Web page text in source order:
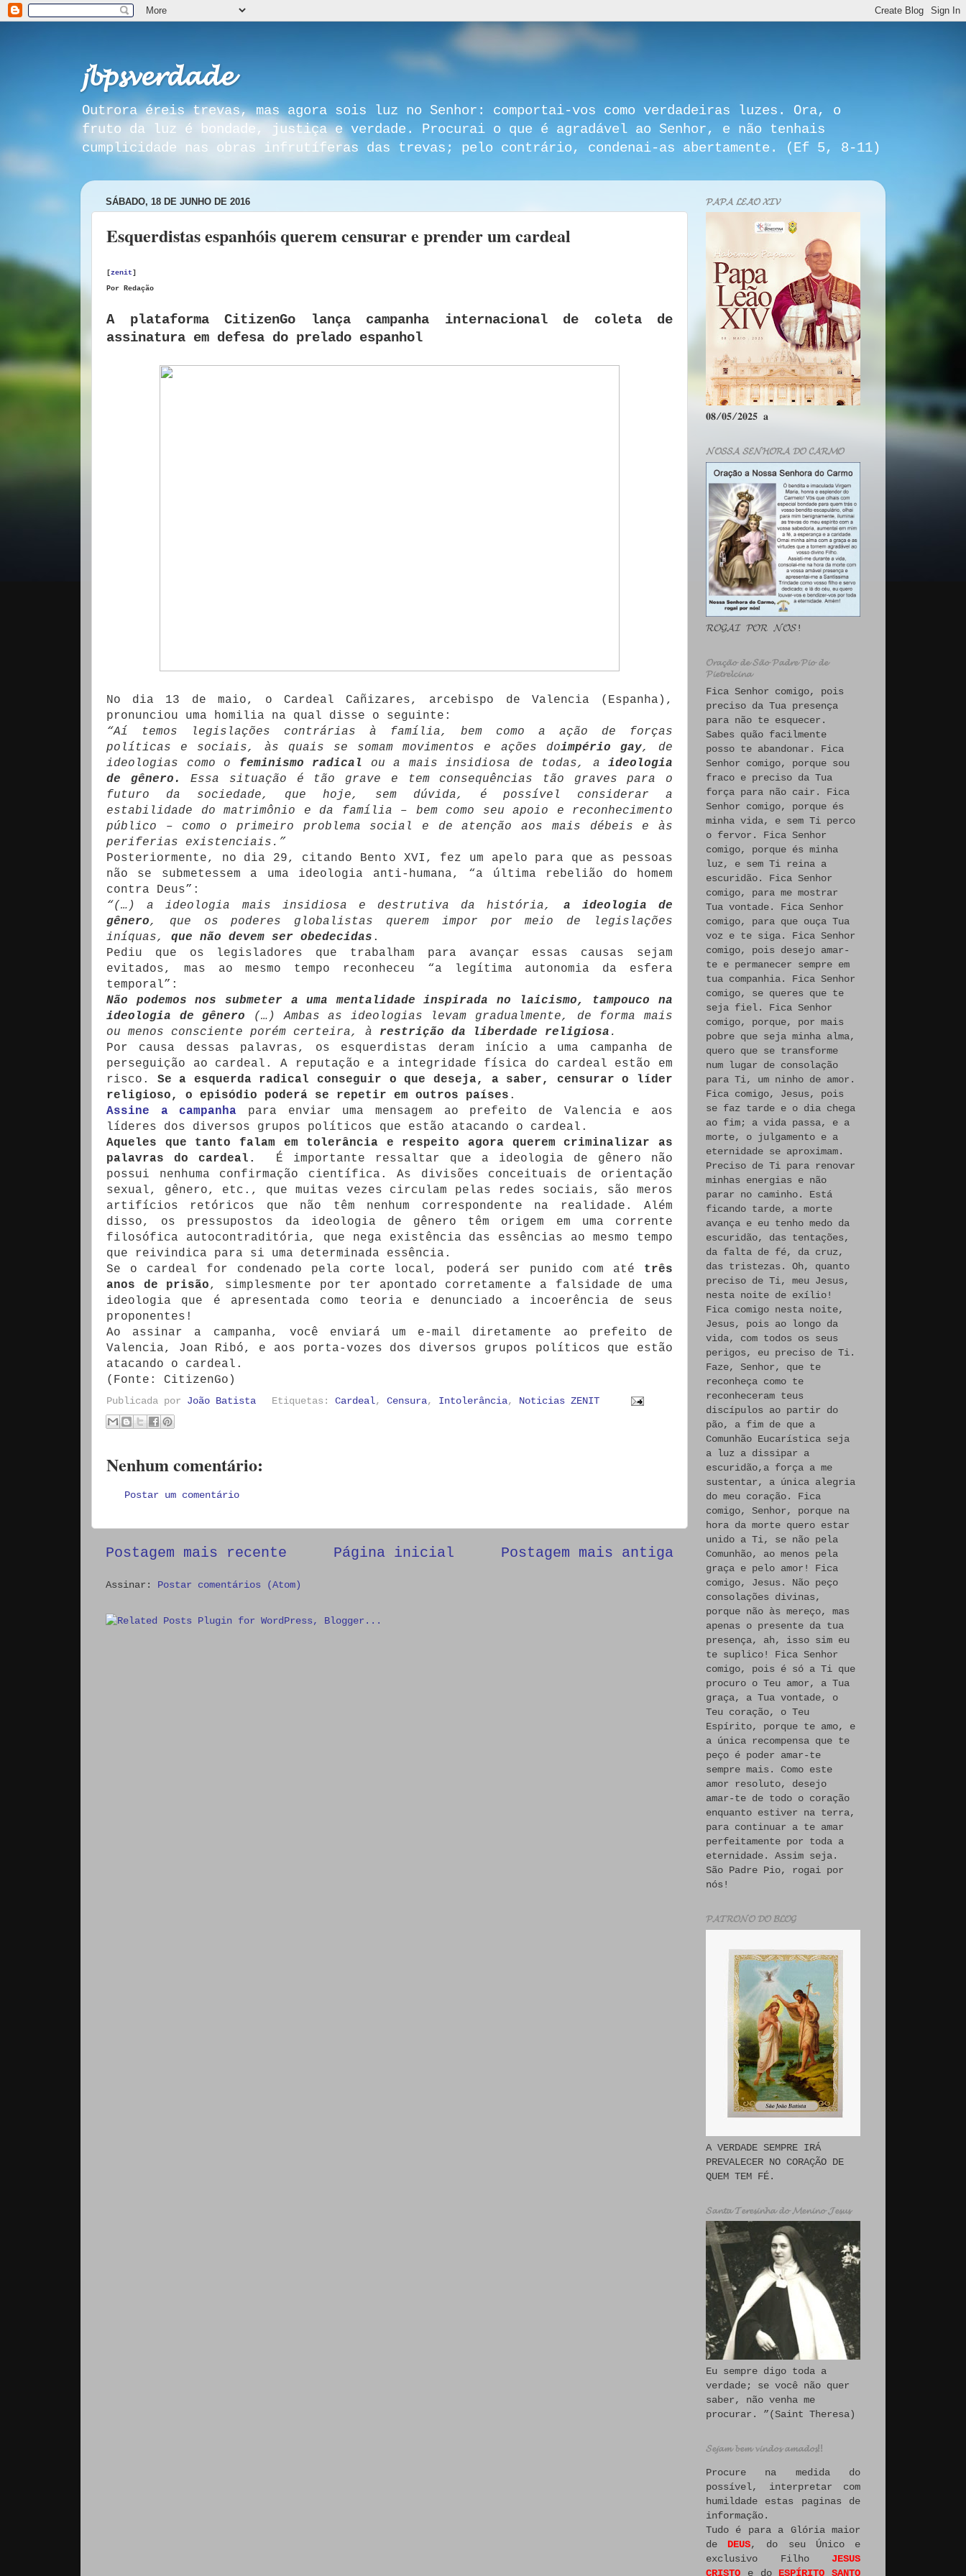
𝓳𝓫𝓹𝓼𝓿𝓮𝓻𝓭𝓪𝓭𝓮
Outrora éreis trevas, mas agora sois luz no Senhor: comportai-vos como verdadeiras luzes. Ora, o
fruto da luz é bondade, justiça e verdade. Procurai o que é agradável ao Senhor, e não tenhais
cumplicidade nas obras infrutíferas das trevas; pelo contrário, condenai-as abertamente. (Ef 5, 8-11)
SÁBADO, 18 DE JUNHO DE 2016
Esquerdistas espanhóis querem censurar e prender um cardeal
[zenit]
Por Redação
A plataforma CitizenGo lança campanha internacional de coleta de
assinatura em defesa do prelado espanhol
No dia 13 de maio, o Cardeal Cañizares, arcebispo de Valencia (Espanha),
pronunciou uma homilia na qual disse o seguinte:
“Aí temos legislações contrárias à família, bem como a ação de forças
políticas e sociais, às quais se somam movimentos e ações doimpério gay, de
ideologias como o feminismo radical ou a mais insidiosa de todas, a ideologia
de gênero.
Essa situação é tão grave e tem consequências tão graves para o
futuro da sociedade, que hoje, sem dúvida, é possível considerar a
estabilidade do matrimônio e da família – bem como seu apoio e reconhecimento
público – como o primeiro problema social e de atenção aos mais débeis e às
periferias existenciais.”
Posteriormente, no dia 29, citando Bento XVI, fez um apelo para que as pessoas
não se submetessem a uma ideologia anti-humana, “a última rebelião do homem
contra Deus”:
“(…) a ideologia mais insidiosa e destrutiva da história, a ideologia de
gênero, que os poderes globalistas querem impor por meio de legislações
iníquas, que não devem ser obedecidas .
Pediu que os legisladores que trabalham para avançar essas causas sejam
evitados, mas ao mesmo tempo reconheceu “a legítima autonomia da esfera
temporal”:
Não podemos nos submeter a uma mentalidade inspirada no laicismo, tampouco na
ideologia de gênero
(…) Ambas as ideologias levam gradualmente, de forma mais
ou menos consciente porém certeira, à restrição da liberdade religiosa .
Por causa dessas palavras, os esquerdistas deram início a uma campanha de
perseguição ao cardeal. A reputação e a integridade física do cardeal estão em
risco. Se a esquerda radical
conseguir o que deseja, a saber, censurar o líder
religioso, o episódio poderá se repetir em outros países .
Assine a campanha para enviar uma mensagem ao prefeito de Valencia e aos
líderes dos diversos grupos políticos que estão atacando o cardeal.
Aqueles que tanto falam em tolerância e respeito agora querem criminalizar as
palavras do cardeal.
É importante ressaltar que a ideologia de gênero não
possui nenhuma confirmação científica. As divisões conceituais de orientação
sexual, gênero, etc., que muitas vezes circulam pelas redes sociais, são meros
artifícios retóricos que não têm nenhum correspondente na realidade. Além
disso, os pressupostos da ideologia de gênero têm origem em uma corrente
filosófica autocontraditória, que nega existência das essências ao mesmo tempo
que reivindica para si uma determinada essência.
Se o cardeal for condenado pela corte local, poderá ser punido com até três
anos de prisão, simplesmente por ter apontado corretamente a falsidade de uma
ideologia que é apresentada como teoria e denunciado a incoerência de seus
proponentes!
Ao assinar a campanha, você enviará um e-mail diretamente ao prefeito de
Valencia, Joan Ribó, e aos porta-vozes dos diversos grupos políticos que estão
atacando o cardeal.
(Fonte: CitizenGo)
Publicada por João Batista Etiquetas:Cardeal,Censura, Intolerância, Noticias ZENIT
Nenhum comentário:
Postar um comentário
Postagem mais recente Postagem mais antiga
Página inicial
Assinar: Postar comentários (Atom)
𝓟𝓐𝓟𝓐 𝓛𝓔𝓐̃𝓞 𝓧𝓘𝓥
𝟎𝟖/𝟎𝟓/𝟐𝟎𝟐𝟓 𝐚
𝓝𝓞𝓢𝓢𝓐 𝓢𝓔𝓝𝓗𝓞𝓡𝓐 𝓓𝓞 𝓒𝓐𝓡𝓜𝓞
𝓡𝓞𝓖𝓐𝓘 𝓟𝓞𝓡 𝓝𝓞́𝓢!
𝓞𝓻𝓪𝓬̧𝓪̃𝓸 𝓭𝓮 𝓢𝓪̃𝓸 𝓟𝓪𝓭𝓻𝓮 𝓟𝓲𝓸 𝓭𝓮
𝓟𝓲𝓮𝓽𝓻𝓮𝓵𝓬𝓲𝓷𝓪
Fica Senhor comigo, pois
preciso da Tua presença
para não te esquecer.
Sabes quão facilmente
posso te abandonar. Fica
Senhor comigo, porque sou
fraco e preciso da Tua
força para não cair. Fica
Senhor comigo, porque és
minha vida, e sem Ti perco
o fervor. Fica Senhor
comigo, porque és minha
luz, e sem Ti reina a
escuridão. Fica Senhor
comigo, para me mostrar
Tua vontade. Fica Senhor
comigo, para que ouça Tua
voz e te siga. Fica Senhor
comigo, pois desejo amar-
te e permanecer sempre em
tua companhia. Fica Senhor
comigo, se queres que te
seja fiel. Fica Senhor
comigo, porque, por mais
pobre que seja minha alma,
quero que se transforme
num lugar de consolação
para Ti, um ninho de amor.
Fica comigo, Jesus, pois
se faz tarde e o dia chega
ao fim; a vida passa, e a
morte, o julgamento e a
eternidade se aproximam.
Preciso de Ti para renovar
minhas energias e não
parar no caminho. Está
ficando tarde, a morte
avança e eu tenho medo da
escuridão, das tentações,
da falta de fé, da cruz,
das tristezas. Oh, quanto
preciso de Ti, meu Jesus,
nesta noite de exílio!
Fica comigo nesta noite,
Jesus, pois ao longo da
vida, com todos os seus
perigos, eu preciso de Ti.
Faze, Senhor, que te
reconheça como te
reconheceram teus
discípulos ao partir do
pão, a fim de que a
Comunhão Eucarística seja
a luz a dissipar a
escuridão,a força a me
sustentar, a única alegria
do meu coração. Fica
comigo, Senhor, porque na
hora da morte quero estar
unido a Ti, se não pela
Comunhão, ao menos pela
graça e pelo amor! Fica
comigo, Jesus. Não peço
consolações divinas,
porque não às mereço, mas
apenas o presente da tua
presença, ah, isso sim eu
te suplico! Fica Senhor
comigo, pois é só a Ti que
procuro o Teu amor, a Tua
graça, a Tua vontade, o
Teu coração, o Teu
Espírito, porque te amo, e
a única recompensa que te
peço é poder amar-te
sempre mais. Como este
amor resoluto, desejo
amar-te de todo o coração
enquanto estiver na terra,
para continuar a te amar
perfeitamente por toda a
eternidade. Assim seja.
São Padre Pio, rogai por
nós!
𝓟𝓐𝓣𝓡𝓞𝓝𝓞 𝓓𝓞 𝓑𝓛𝓞𝓖
A VERDADE SEMPRE IRÁ
PREVALECER NO CORAÇÃO DE
QUEM TEM FÉ.
𝓢𝓪𝓷𝓽𝓪 𝓣𝓮𝓻𝓮𝓼𝓲𝓷𝓱𝓪 𝓭𝓸 𝓜𝓮𝓷𝓲𝓷𝓸 𝓙𝓮𝓼𝓾𝓼
Eu sempre digo toda a
verdade; se você não quer
saber, não venha me
procurar. ”(Saint Theresa)
𝓢𝓮𝓳𝓪𝓶 𝓫𝓮𝓶 𝓿𝓲𝓷𝓭𝓸𝓼 𝓪𝓶𝓪𝓭𝓸𝓼!!
Procure na medida do
possível, interpretar com
humildade estas paginas de
informação.
Tudo é para a Glória maior
de DEUS, do seu Único e
exclusivo Filho JESUS
CRISTO e do ESPÍRITO SANTO